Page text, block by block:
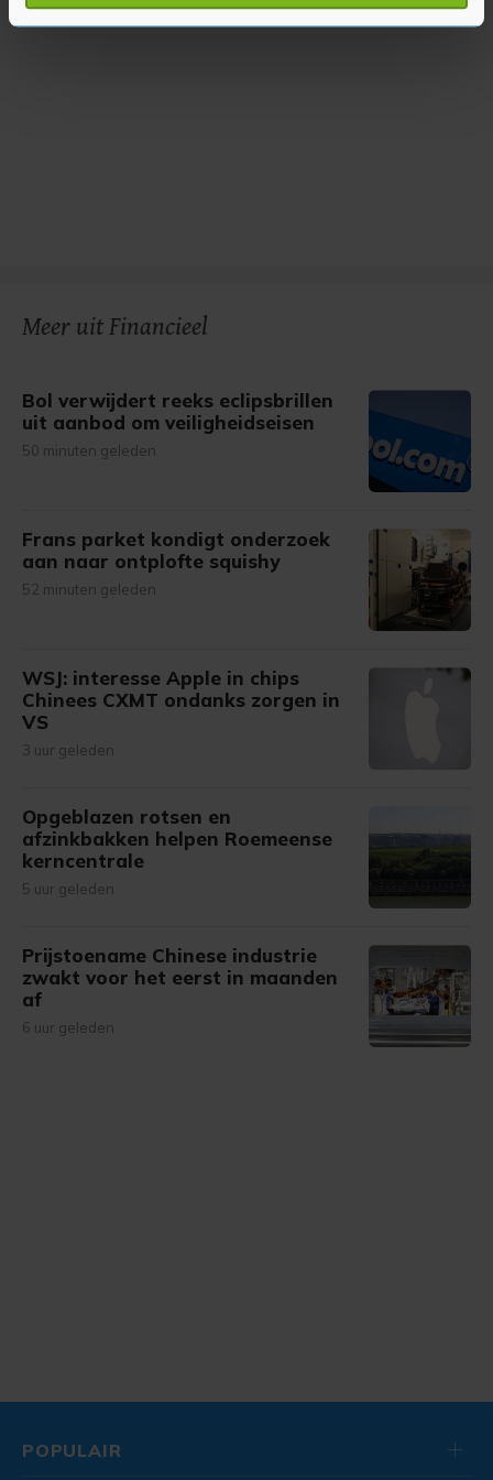
U kunt uw toestemming op elk moment wijzigen of
Meer uit Financieel
Bol verwijdert reeks eclipsbrillen
uit aanbod om veiligheidseisen
50 minuten geleden
Frans parket kondigt onderzoek
aan naar ontplofte squishy
52 minuten geleden
WSJ: interesse Apple in chips
Chinees CXMT ondanks zorgen in
VS
3 uur geleden
Opgeblazen rotsen en
afzinkbakken helpen Roemeense
kerncentrale
5 uur geleden
Prijstoename Chinese industrie
zwakt voor het eerst in maanden
af
6 uur geleden
POPULAIR